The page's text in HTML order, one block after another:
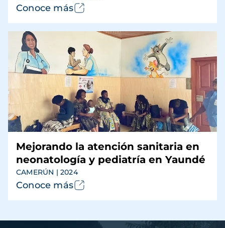
Conoce más
Mejorando la atención sanitaria en
neonatología y pediatría en Yaundé
CAMERÚN | 2024
Conoce más